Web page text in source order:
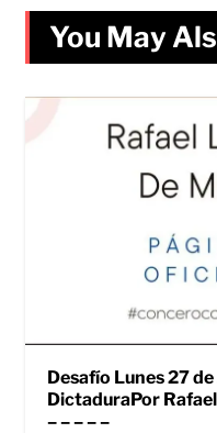
You May
Desafío Lunes 27
DictaduraPor Rafael
– – – – –